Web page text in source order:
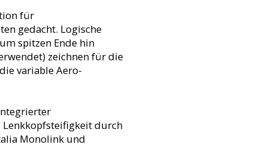
für
gedacht. Logische
spitzen Ende hin
zeichnen für die
variable Aero-
durch
Monolink und